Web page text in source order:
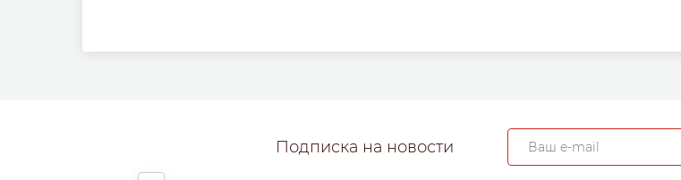
Подписка на новости